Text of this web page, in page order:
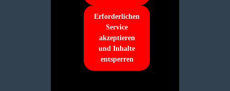
Erforderlichen
Service
akzeptieren
und Inhalte
entsperren